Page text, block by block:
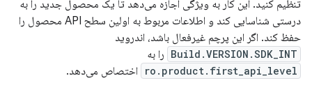
تنظیم کنید. این کار به ویژگی اجازه می‌دهد تا یک محصول جدید را به
درستی شناسایی کند و اطلاعات مربوط به اولین سطح API محصول را
حفظ کند. اگر این پرچم غیرفعال باشد، اندروید
Build.VERSION.SDK_INT را به
ro.product.first_api_level اختصاص می‌دهد.